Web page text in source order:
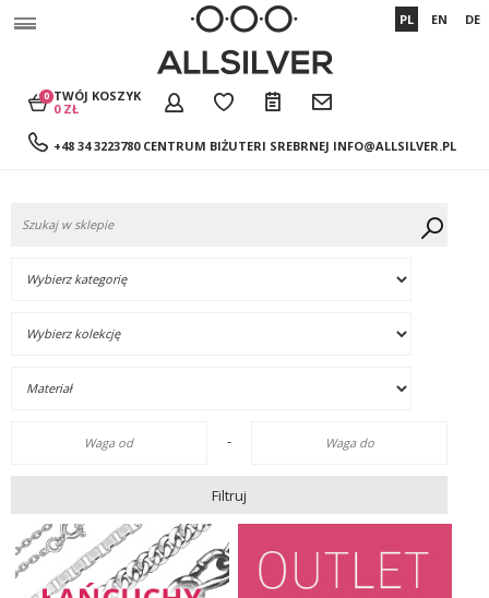
+48 34 3223780 CENTRUM BIŻUTERI SREBRNEJ INFO@ALLSILVER.PL
TWÓJ KOSZYK
0 ZŁ
0
PL EN DE
-
Filtruj